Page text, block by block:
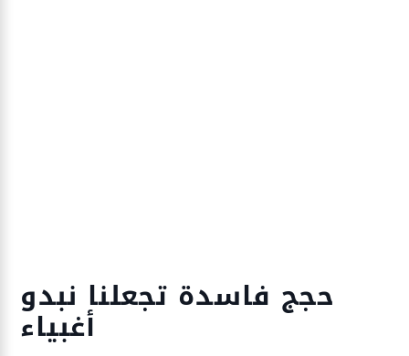
حجج فاسدة تجعلنا نبدو
أغبياء